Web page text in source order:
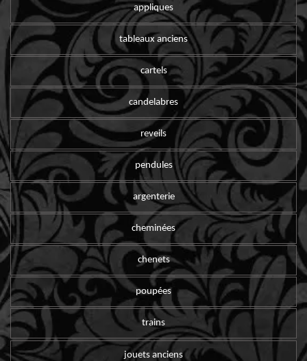
appliques
tableaux anciens
cartels
candelabres
reveils
pendules
argenterie
cheminées
chenets
poupées
trains
jouets anciens